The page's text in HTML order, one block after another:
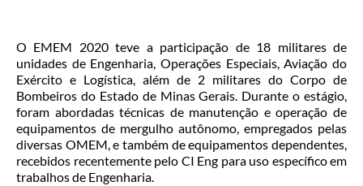
O EMEM 2020 teve a participação de 18 militares de
unidades de Engenharia, Operações Especiais, Aviação do
Exército e Logística, além de 2 militares do Corpo de
Bombeiros do Estado de Minas Gerais. Durante o estágio,
foram abordadas técnicas de manutenção e operação de
equipamentos de mergulho autônomo, empregados pelas
diversas OMEM, e também de equipamentos dependentes,
recebidos recentemente pelo CI Eng para uso específico em
trabalhos de Engenharia.